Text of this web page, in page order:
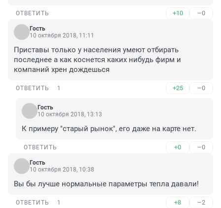
ОТВЕТИТЬ +10 –0
Гость
10 октября 2018, 11:11
Приставы только у населения умеют отбирать
последнее а как коснется каких нибудь фирм и
компаний хрен дождешься
ОТВЕТИТЬ 1 +25 –0
Гость
10 октября 2018, 13:13
К примеру "старый рынок", его даже на карте нет.
ОТВЕТИТЬ +0 –0
Гость
10 октября 2018, 10:38
Вы бы лучше нормальные параметры тепла давали!
ОТВЕТИТЬ 1 +8 –2